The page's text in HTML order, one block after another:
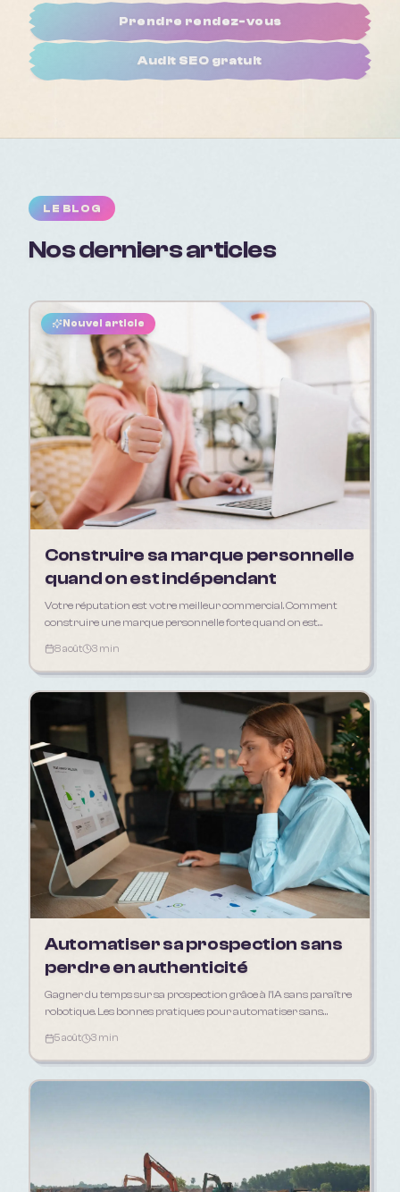
Prendre rendez-vous
Audit SEO gratuit
LE BLOG
Nos derniers articles
Nouvel article
Construire sa marque personnelle
quand on est indépendant
Votre réputation est votre meilleur commercial. Comment
construire une marque personnelle forte quand on est
8 août 3 min
Automatiser sa prospection sans
perdre en authenticité
Gagner du temps sur sa prospection grâce à l'IA sans paraître
robotique. Les bonnes pratiques pour automatiser sans
5 août 3 min